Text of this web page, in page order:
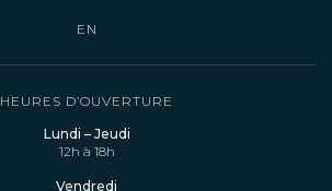
HEURES D’OUVERTURE
Lundi – Jeudi
12h à 18h
Vendredi
EN